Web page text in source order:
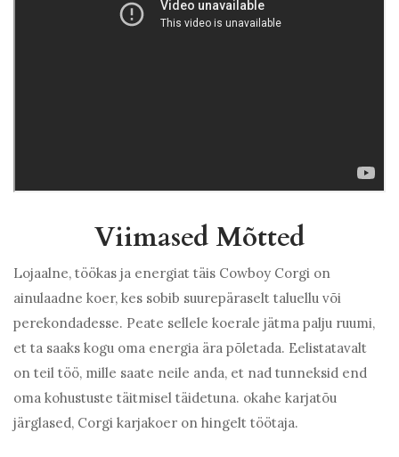
Viimased Mõtted
Lojaalne, töökas ja energiat täis Cowboy Corgi on
ainulaadne koer, kes sobib suurepäraselt taluellu või
perekondadesse. Peate sellele koerale jätma palju ruumi,
et ta saaks kogu oma energia ära põletada. Eelistatavalt
on teil töö, mille saate neile anda, et nad tunneksid end
oma kohustuste täitmisel täidetuna. okahe karjatõu
järglased, Corgi karjakoer on hingelt töötaja.